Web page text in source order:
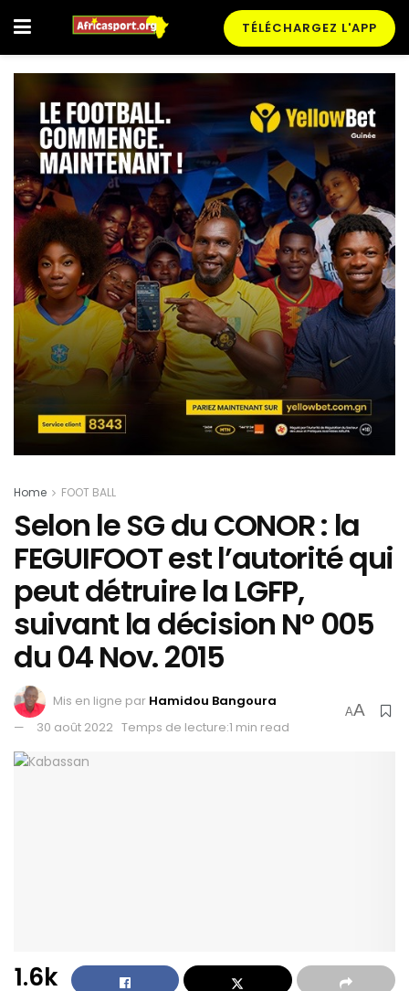
TÉLÉCHARGEZ L'APP
Home FOOT BALL
Selon le SG du CONOR : la
FEGUIFOOT est l’autorité qui
peut détruire la LGFP,
suivant la décision N° 005
du 04 Nov. 2015
Mis en ligne par Hamidou Bangoura
30 août 2022 Temps de lecture:1 min read
AA
1.6k